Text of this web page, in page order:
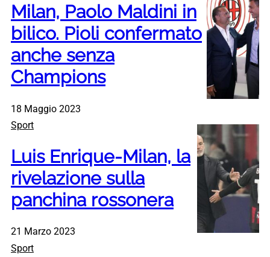
Milan, Paolo Maldini in
bilico. Pioli confermato
anche senza
Champions
18 Maggio 2023
Sport
Luis Enrique-Milan, la
rivelazione sulla
panchina rossonera
21 Marzo 2023
Sport